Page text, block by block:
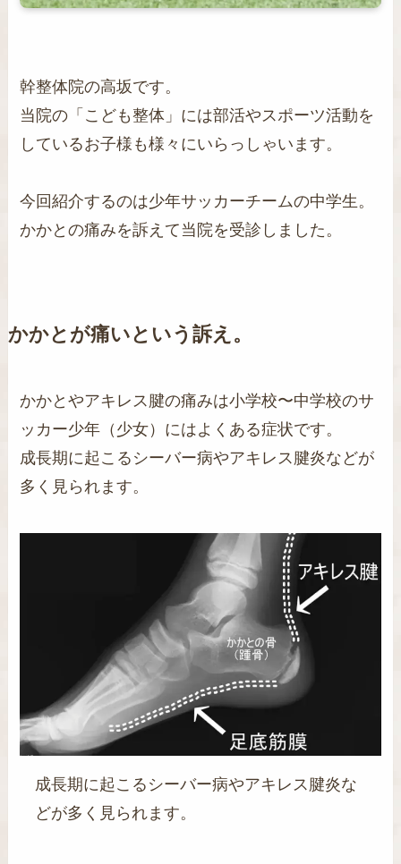
幹整体院の高坂です。
当院の「こども整体」には部活やスポーツ活動を
しているお子様も様々にいらっしゃいます。
今回紹介するのは少年サッカーチームの中学生。
かかとの痛みを訴えて当院を受診しました。
かかとが痛いという訴え。
かかとやアキレス腱の痛みは小学校〜中学校のサ
ッカー少年（少女）にはよくある症状です。
成長期に起こるシーバー病やアキレス腱炎などが
多く見られます。
成長期に起こるシーバー病やアキレス腱炎な
どが多く見られます。